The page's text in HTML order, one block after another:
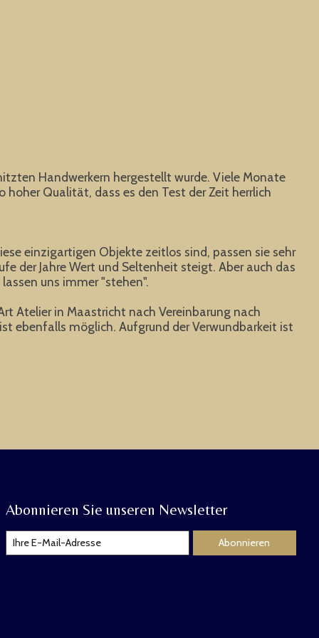
Handwerkern hergestellt wurde. Viele Monate
Qualität, dass es den Test der Zeit herrlich
einzigartigen Objekte zeitlos sind, passen sie sehr
der Jahre Wert und Seltenheit steigt. Aber auch das
uns immer "stehen".
Atelier in Maastricht nach Vereinbarung nach
ebenfalls möglich. Aufgrund der Verwundbarkeit ist
Abonnieren Sie unseren Newsletter
Abonnieren